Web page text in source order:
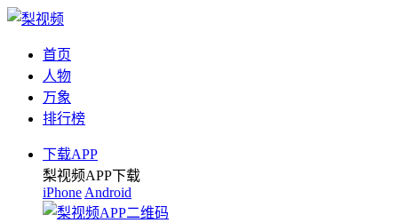
首页
人物
万象
排行榜
下载APP
梨视频APP下载
iPhone Android